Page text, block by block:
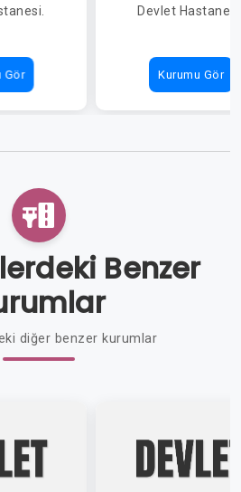
Gör
Devlet
Kurumu Gör
Benzer
diğer benzer kurumlar